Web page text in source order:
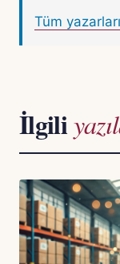
Tüm
İlgili